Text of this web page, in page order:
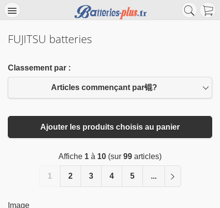
FUJITSU batteries
Classement par :
Articles commençant par锟?
Ajouter les produits choisis au panier
Affiche 1 à 10 (sur 99 articles)
1 2 3 4 5 ...
Image